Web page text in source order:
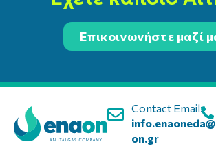
Επικοινωνήστε μαζί
Contact Email:
on.gr